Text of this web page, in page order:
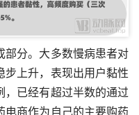
部分。大多数慢病患者对
步上升，表现出用户黏性
，已经有超过半数的通过
电商作为自己的主要购药